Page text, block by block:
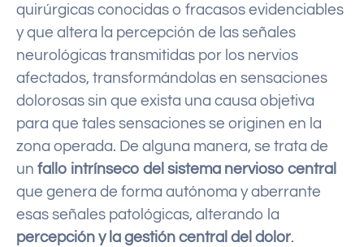
quirúrgicas conocidas o fracasos evidenciables
y que altera la percepción de las señales
neurológicas transmitidas por los nervios
afectados, transformándolas en sensaciones
dolorosas sin que exista una causa objetiva
para que tales sensaciones se originen en la
zona operada. De alguna manera, se trata de
un fallo intrínseco del sistema nervioso central
que genera de forma autónoma y aberrante
esas señales patológicas, alterando la
percepción y la gestión central del dolor.